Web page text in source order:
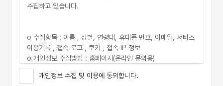
수집하고 있습니다.
ο 수집항목 : 이름 , 성별, 연령대, 휴대폰 번호, 이메일, 서비스
이용기록 , 접속 로그 , 쿠키 , 접속 IP 정보
ο 개인정보 수집방법 : 홈페이지(온라인 문의용)
■ 개인정보의 수집 및 이용목적
개인정보 수집 및 이용에 동의합니다.